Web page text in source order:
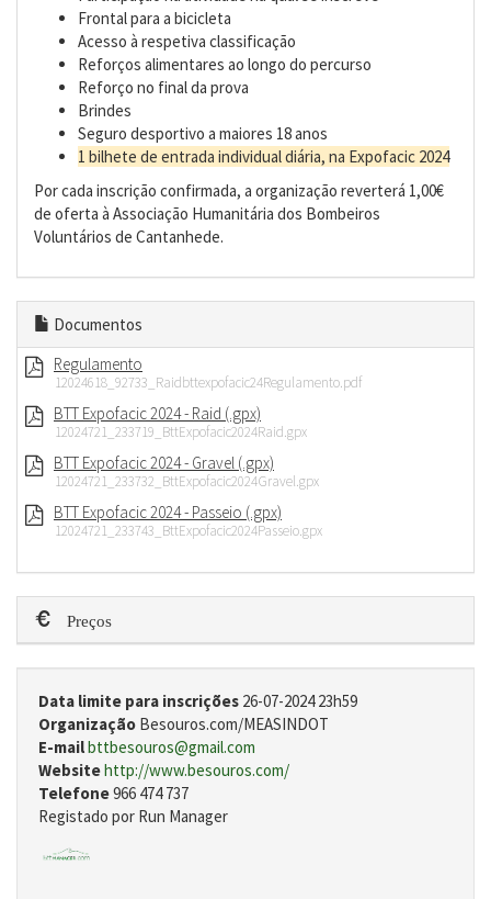
Frontal para a bicicleta
Acesso à respetiva classificação
Reforços alimentares ao longo do percurso
Reforço no final da prova
Brindes
Seguro desportivo a maiores 18 anos
1 bilhete de entrada individual diária, na Expofacic 2024
Por cada inscrição confirmada, a organização reverterá 1,00€
de oferta à Associação Humanitária dos Bombeiros
Voluntários de Cantanhede.
Documentos
Regulamento
12024618_92733_Raidbttexpofacic24Regulamento.pdf
BTT Expofacic 2024 - Raid (.gpx)
12024721_233719_BttExpofacic2024Raid.gpx
BTT Expofacic 2024 - Gravel (.gpx)
12024721_233732_BttExpofacic2024Gravel.gpx
BTT Expofacic 2024 - Passeio (.gpx)
12024721_233743_BttExpofacic2024Passeio.gpx
Preços
Data limite para inscrições 26-07-2024 23h59
Organização Besouros.com/MEASINDOT
E-mailbttbesouros@gmail.com
Websitehttp://www.besouros.com/
Telefone966 474 737
Registado por Run Manager